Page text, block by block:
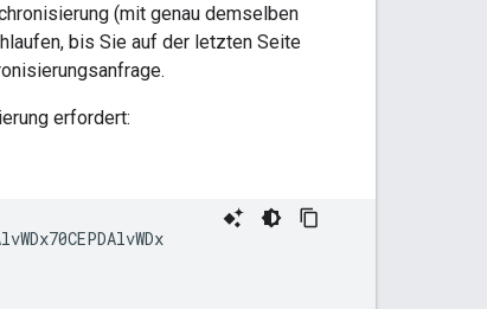
(mit genau demselben
bis Sie auf der letzten Seite
erfordert: